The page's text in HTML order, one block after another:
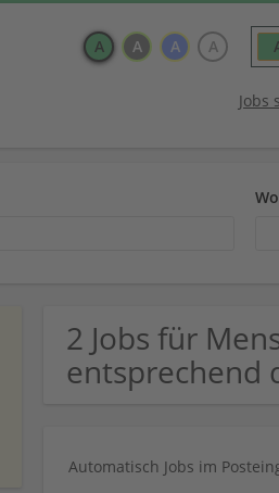
A A A A
Jobs
2 Jobs für
entsprechend
Automatisch Jobs im